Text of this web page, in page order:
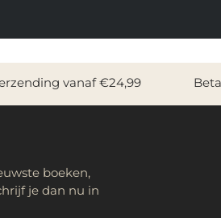
vanaf €24,99
boeken,
je dan nu in